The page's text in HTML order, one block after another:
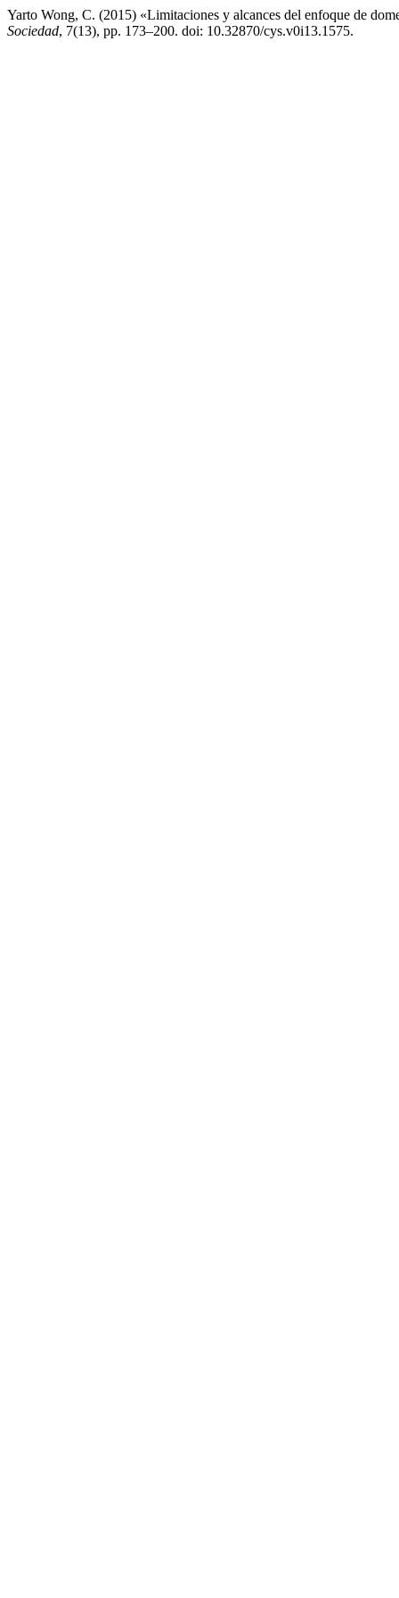
Yarto Wong, C. (2015) «Limitaciones y alcances del enfoque de
Sociedad, 7(13), pp. 173–200. doi: 10.32870/cys.v0i13.1575.